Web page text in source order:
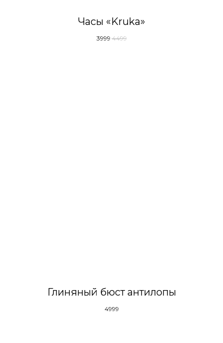
Часы «Kruka»
3999 4499
Глиняный бюст антилопы
4999